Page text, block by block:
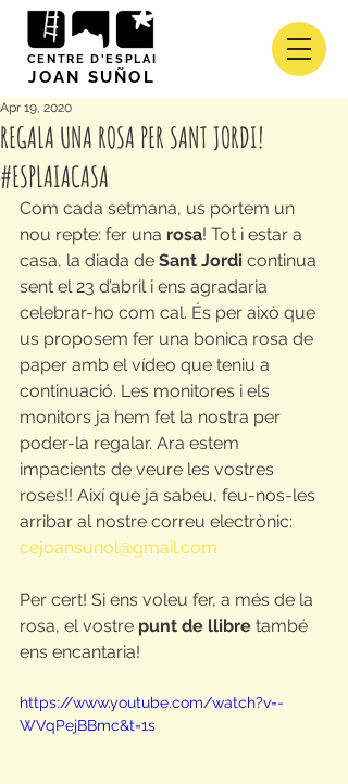
CENTRE D'ESPLAI
JOAN SUÑOL
REGALA UNA ROSA PER SANT JORDI!
#ESPLAIACASA
Apr 19, 2020
Com cada setmana, us portem un
nou repte: fer una rosa! Tot i estar a
casa, la diada de Sant Jordi continua
sent el 23 d’abril i ens agradaria
celebrar-ho com cal. És per això que
us proposem fer una bonica rosa de
paper amb el vídeo que teniu a
continuació. Les monitores i els
monitors ja hem fet la nostra per
poder-la regalar. Ara estem
impacients de veure les vostres
roses!! Així que ja sabeu, feu-nos-les
arribar al nostre correu electrònic:
cejoansunol@gmail.com
Per cert! Si ens voleu fer, a més de la
rosa, el vostre punt de llibre també
ens encantaria!
https://www.youtube.com/watch?v=-
WVqPejBBmc&t=1s